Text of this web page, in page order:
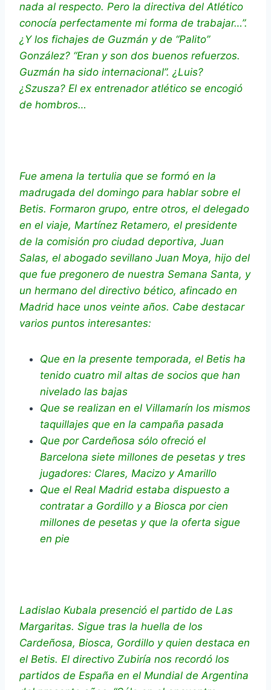
nada al respecto. Pero la directiva del Atlético
conocía perfectamente mi forma de trabajar…”.
¿Y los fichajes de Guzmán y de “Palito”
González? “Eran y son dos buenos refuerzos.
Guzmán ha sido internacional”. ¿Luis?
¿Szusza? El ex entrenador atlético se encogió
de hombros…
Fue amena la tertulia que se formó en la
madrugada del domingo para hablar sobre el
Betis. Formaron grupo, entre otros, el delegado
en el viaje, Martínez Retamero, el presidente
de la comisión pro ciudad deportiva, Juan
Salas, el abogado sevillano Juan Moya, hijo del
que fue pregonero de nuestra Semana Santa, y
un hermano del directivo bético, afincado en
Madrid hace unos veinte años. Cabe destacar
varios puntos interesantes:
Que en la presente temporada, el Betis ha
tenido cuatro mil altas de socios que han
nivelado las bajas
Que se realizan en el Villamarín los mismos
taquillajes que en la campaña pasada
Que por Cardeñosa sólo ofreció el
Barcelona siete millones de pesetas y tres
jugadores: Clares, Macizo y Amarillo
Que el Real Madrid estaba dispuesto a
contratar a Gordillo y a Biosca por cien
millones de pesetas y que la oferta sigue
en pie
Ladislao Kubala presenció el partido de Las
Margaritas. Sigue tras la huella de los
Cardeñosa, Biosca, Gordillo y quien destaca en
el Betis. El directivo Zubiría nos recordó los
partidos de España en el Mundial de Argentina